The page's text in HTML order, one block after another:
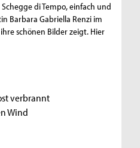
di Tempo, einfach und
Barbara Gabriella Renzi im
schönen Bilder zeigt. Hier
verbrannt
Wind